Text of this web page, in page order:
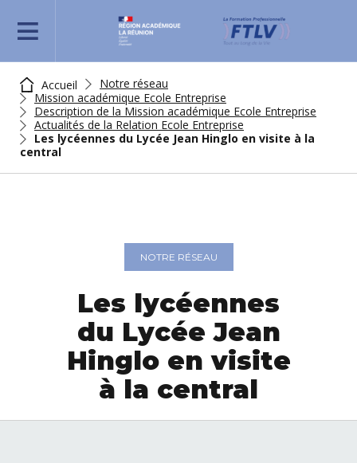
REJOIGNEZ-NOUS
Accueil
Notre réseau
Mission académique Ecole Entreprise
Description de la Mission académique Ecole Entreprise
Actualités de la Relation Ecole Entreprise
Les lycéennes du Lycée Jean Hinglo en visite à la
central
NOTRE RÉSEAU
Les lycéennes
du Lycée Jean
Hinglo en visite
à la central